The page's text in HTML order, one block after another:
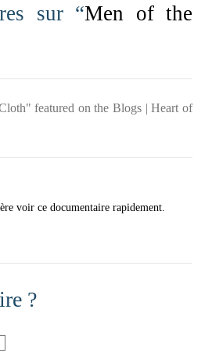
sur “Men of the
featured on the Blogs | Heart of
voir ce documentaire rapidement.
?